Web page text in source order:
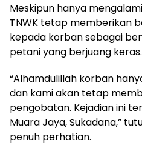
Meskipun hanya
TNWK tetap memberikan
kepada korban sebagai
petani yang berjuang keras.
“Alhamdulillah korban
dan kami akan tetap
pengobatan. Kejadian ini
Muara Jaya, Sukadana,”
penuh perhatian.